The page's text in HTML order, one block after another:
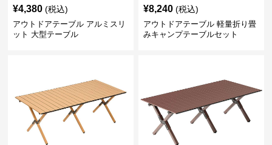
¥4,380 (税込)
アウトドアテーブル アルミスリ
ット 大型テーブル
¥8,240 (税込)
アウトドアテーブル 軽量折り畳
みキャンプテーブルセット